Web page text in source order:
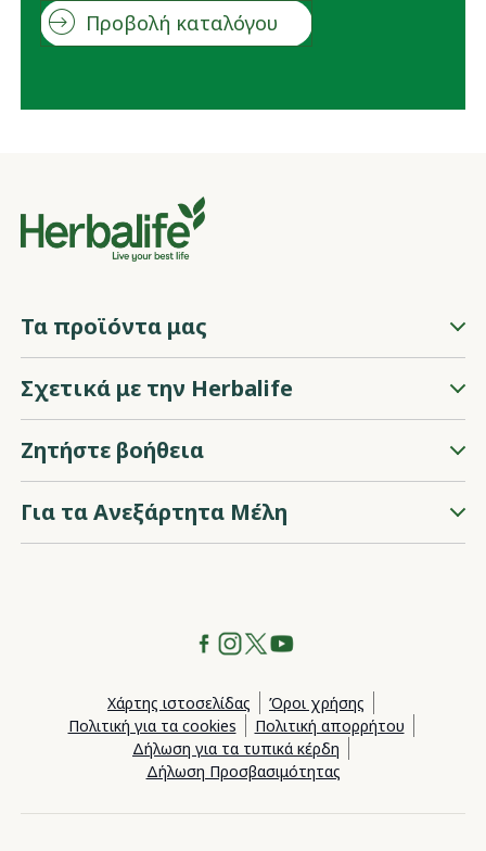
Προβολή καταλόγου
Τα προϊόντα μας
Σχετικά με την Herbalife
Ζητήστε βοήθεια
Για τα Ανεξάρτητα Μέλη
Χάρτης ιστοσελίδας
Όροι χρήσης
Πολιτική για τα cookies
Πολιτική απορρήτου
Δήλωση για τα τυπικά κέρδη
Δήλωση Προσβασιμότητας